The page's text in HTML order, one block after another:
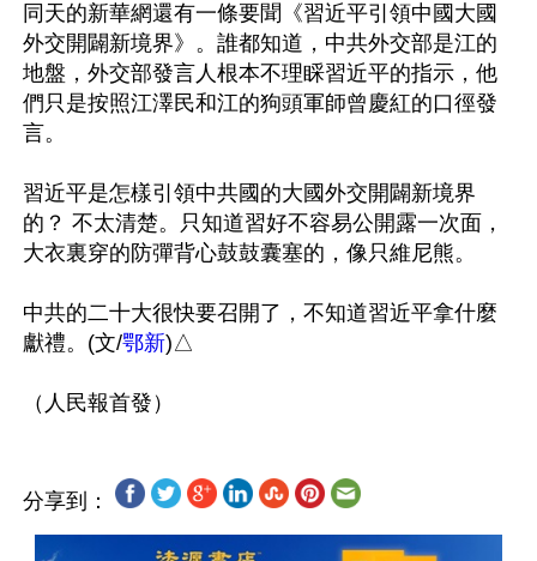
同天的新華網還有一條要聞《習近平引領中國大國
外交開闢新境界》。誰都知道，中共外交部是江的
地盤，外交部發言人根本不理睬習近平的指示，他
們只是按照江澤民和江的狗頭軍師曾慶紅的口徑發
言。
習近平是怎樣引領中共國的大國外交開闢新境界
的？ 不太清楚。只知道習好不容易公開露一次面，
大衣裏穿的防彈背心鼓鼓囊塞的，像只維尼熊。
中共的二十大很快要召開了，不知道習近平拿什麼
獻禮。(文/鄂新)△
分享到：